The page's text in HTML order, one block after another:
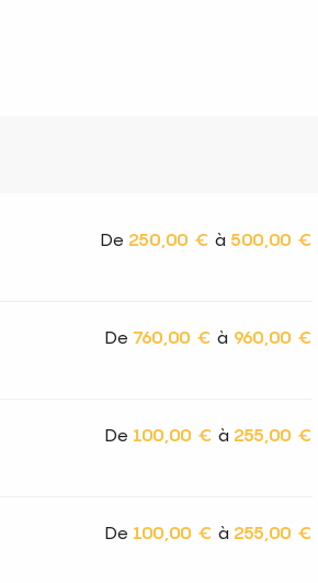
De 250,00 € à 500,00 €
De 760,00 € à 960,00 €
De 100,00 € à 255,00 €
De 100,00 € à 255,00 €